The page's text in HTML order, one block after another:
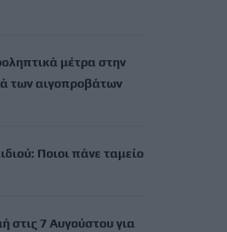
μέτρα στην
των αιγοπροβάτων
Ποιοι πάνε ταμείο
7 Αυγούστου για